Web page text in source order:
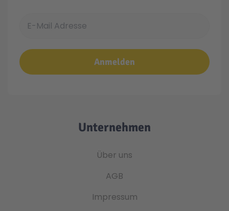
Anmelden
Unternehmen
Über uns
AGB
Impressum